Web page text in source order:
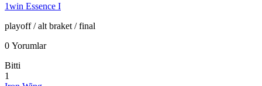
1win Essence I
playoff/ alt braket / final
0 Yorumlar
Bitti
1